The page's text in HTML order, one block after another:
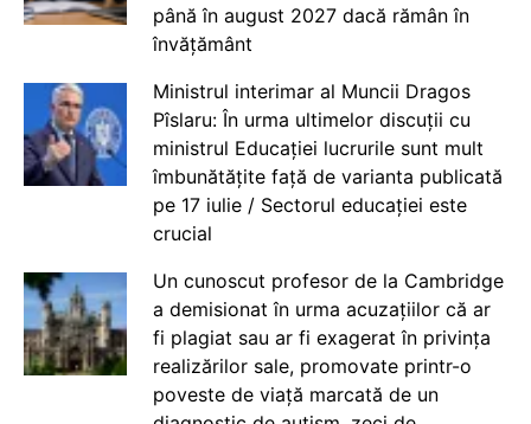
până în august 2027 dacă rămân în
învățământ
Ministrul interimar al Muncii Dragos
Pîslaru: În urma ultimelor discuții cu
ministrul Educației lucrurile sunt mult
îmbunătățite față de varianta publicată
pe 17 iulie / Sectorul educației este
crucial
Un cunoscut profesor de la Cambridge
a demisionat în urma acuzațiilor că ar
fi plagiat sau ar fi exagerat în privința
realizărilor sale, promovate printr-o
poveste de viață marcată de un